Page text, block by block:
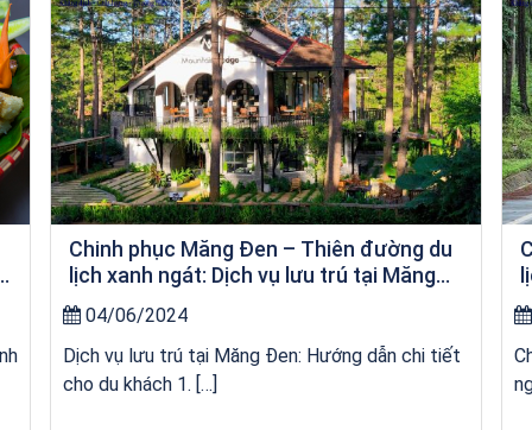
Chinh phục Măng Đen – Thiên đường du
lịch xanh ngát: Dịch vụ lưu trú tại Măng
Đen
04/06/2024
Dịch vụ lưu trú tại Măng Đen: Hướng dẫn chi tiết
cho du khách 1. […]